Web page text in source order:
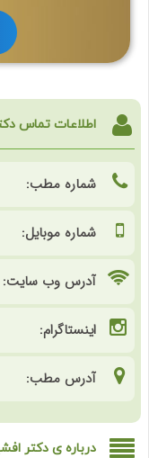
اطلاعات تماس
شماره مطب:
شماره موبایل:
آدرس وب سایت:
اینستاگرام:
آدرس مطب:
درباره ی دکتر